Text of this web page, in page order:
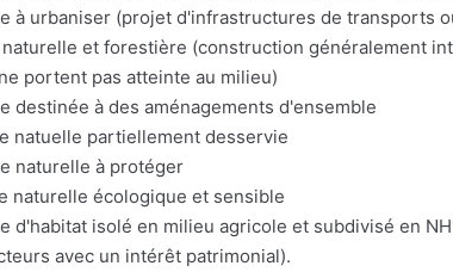
à urbaniser (projet d'infrastructures de transports
naturelle et forestière (construction généralement
portent pas atteinte au milieu)
destinée à des aménagements d'ensemble
natuelle partiellement desservie
naturelle à protéger
naturelle écologique et sensible
d'habitat isolé en milieu agricole et subdivisé en
avec un intérêt patrimonial).